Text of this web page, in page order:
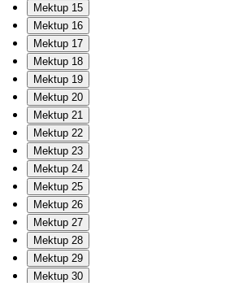
Mektup 15
Mektup 16
Mektup 17
Mektup 18
Mektup 19
Mektup 20
Mektup 21
Mektup 22
Mektup 23
Mektup 24
Mektup 25
Mektup 26
Mektup 27
Mektup 28
Mektup 29
Mektup 30